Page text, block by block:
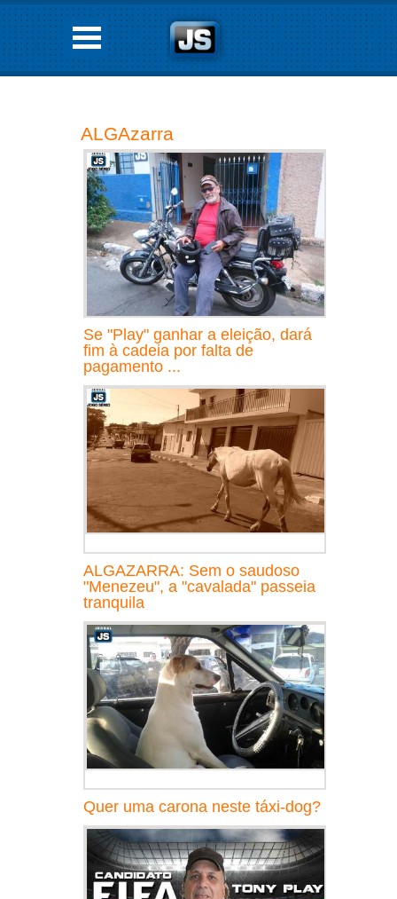
ALGAzarra
Se "Play" ganhar a eleição, dará
fim à cadeia por falta de
pagamento ...
ALGAZARRA: Sem o saudoso
"Menezeu", a "cavalada" passeia
tranquila
Quer uma carona neste táxi-dog?